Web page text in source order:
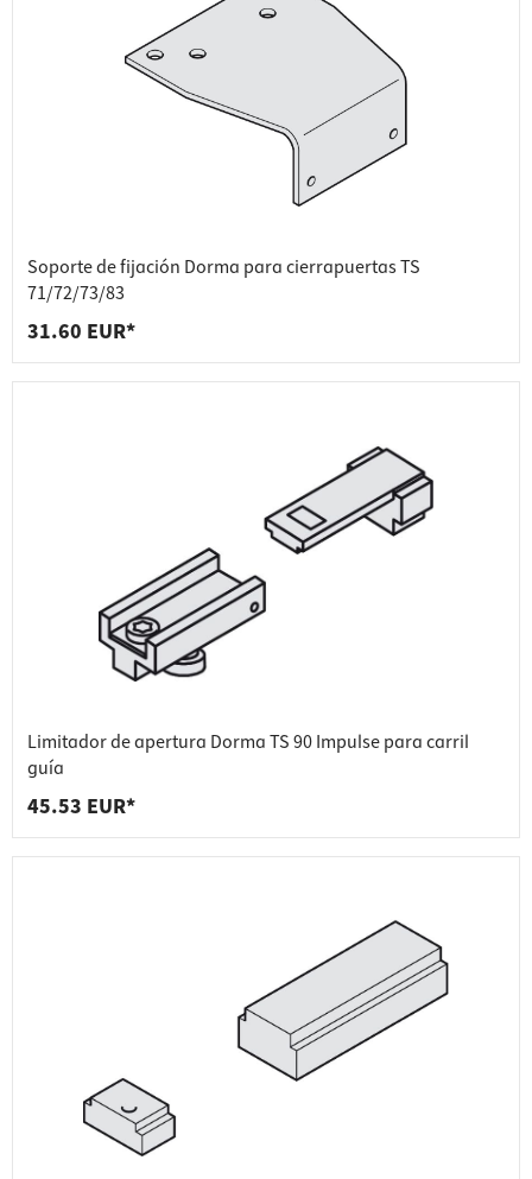
Soporte de fijación Dorma para cierrapuertas TS
71/72/73/83
31.60 EUR*
Limitador de apertura Dorma TS 90 Impulse para carril
guía
45.53 EUR*